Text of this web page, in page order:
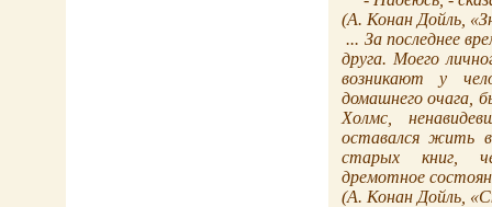
(А. Конан Дойль,
... За последнее
друга. Моего
возникают
у
домашнего очага,
Холмс,
оставался жить в
старых
книг,
дремотное
(А. Конан Дойль,